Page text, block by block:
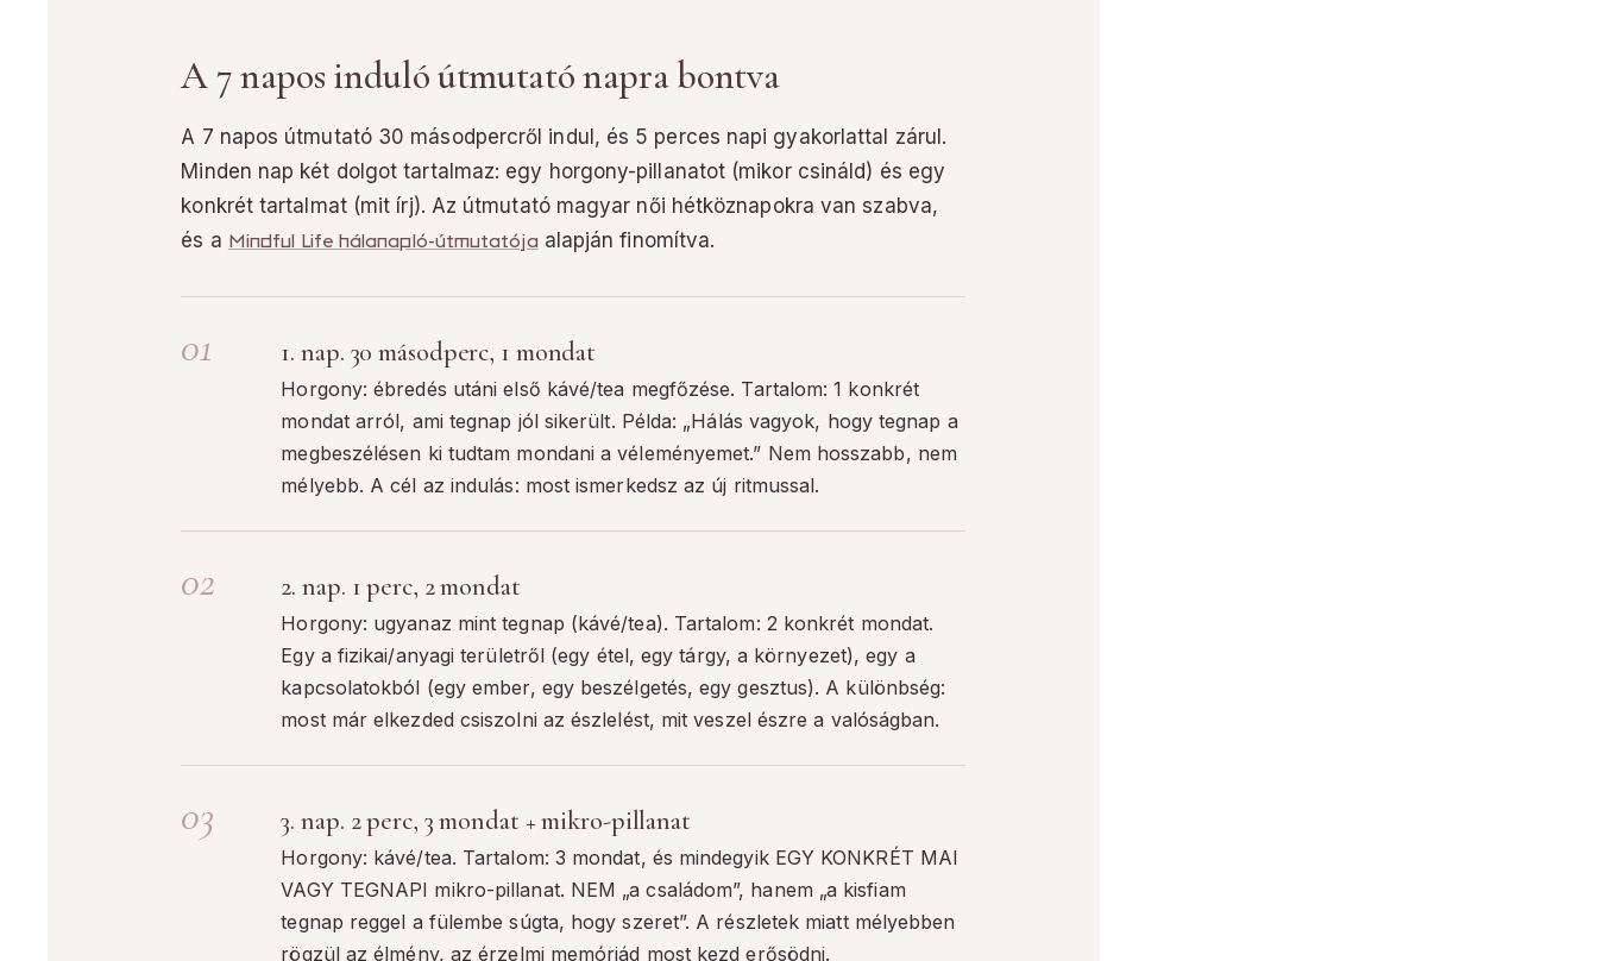
A 7 napos induló útmutató napra bontva
A 7 napos útmutató 30 másodpercről indul, és 5 perces napi gyakorlattal zárul.
Minden nap két dolgot tartalmaz: egy horgony-pillanatot (mikor csináld) és egy
konkrét tartalmat (mit írj). Az útmutató magyar női hétköznapokra van szabva,
és a Mindful Life hálanapló-útmutatója alapján finomítva.
1. nap. 30 másodperc, 1 mondat
Horgony: ébredés utáni első kávé/tea megfőzése. Tartalom: 1 konkrét
mondat arról, ami tegnap jól sikerült. Példa: „Hálás vagyok, hogy tegnap a
megbeszélésen ki tudtam mondani a véleményemet.” Nem hosszabb, nem
mélyebb. A cél az indulás: most ismerkedsz az új ritmussal.
2. nap. 1 perc, 2 mondat
Horgony: ugyanaz mint tegnap (kávé/tea). Tartalom: 2 konkrét mondat.
Egy a fizikai/anyagi területről (egy étel, egy tárgy, a környezet), egy a
kapcsolatokból (egy ember, egy beszélgetés, egy gesztus). A különbség:
most már elkezded csiszolni az észlelést, mit veszel észre a valóságban.
3. nap. 2 perc, 3 mondat + mikro-pillanat
Horgony: kávé/tea. Tartalom: 3 mondat, és mindegyik EGY KONKRÉT MAI
VAGY TEGNAPI mikro-pillanat. NEM „a családom”, hanem „a kisfiam
tegnap reggel a fülembe súgta, hogy szeret”. A részletek miatt mélyebben
rögzül az élmény, az érzelmi memóriád most kezd erősödni.